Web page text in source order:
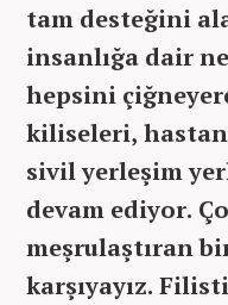
tam desteğini
insanlığa dair
hepsini
kiliseleri,
sivil yerleşim
devam ediyor.
meşrulaştıran
karşıyayız.